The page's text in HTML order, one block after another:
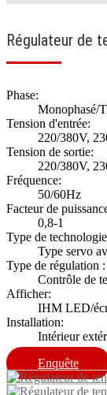
Régulateur de
Phase:
Monophasé/
Tension d'entrée:
220/380V,
Tension de sortie:
220/380V,
Fréquence:
50/60Hz
Facteur de
0,8-1
Type de
Type servo
Type de régulation :
Contrôle de
Afficher:
IHM LED/
Installation:
Intérieur
Enquête